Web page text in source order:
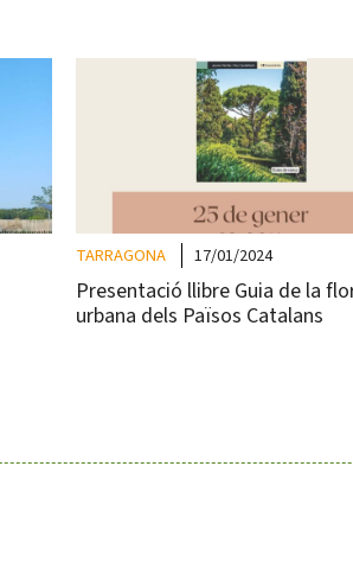
TARRAGONA 17/01/2024
Presentació llibre Guia de la
urbana dels Països Catalans